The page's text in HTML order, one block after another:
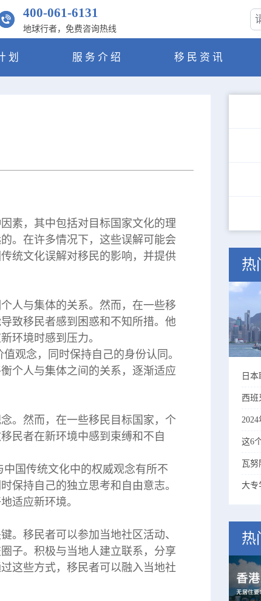
400-061-6131
地球行者，免费咨询热线
划 服务介绍 移民资讯
素，其中包括对目标国家文化的理
。在许多情况下，这些误解可能会
统文化误解对移民的影响，并提供
人与集体的关系。然而，在一些移
致移民者感到困惑和不知所措。他
环境时感到压力。
观念，同时保持自己的身份认同。
个人与集体之间的关系，逐渐适应
。然而，在一些移民目标国家，个
民者在新环境中感到束缚和不自
国传统文化中的权威观念有所不
保持自己的独立思考和自由意志。
适应新环境。
。移民者可以参加当地社区活动、
子。积极与当地人建立联系，分享
这些方式，移民者可以融入当地社
热
热